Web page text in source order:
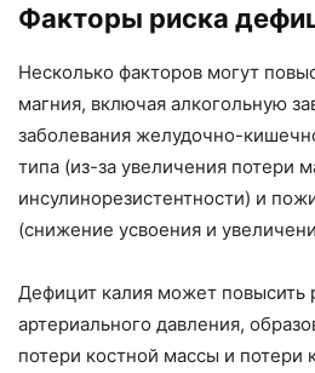
Факторы риска
Несколько факторов могут
магния, включая алкогольную
заболевания желудочно-
типа (из-за увеличения потери
инсулинорезистентности) и
(снижение усвоения и
Дефицит калия может повысить
артериального давления,
потери костной массы и потери